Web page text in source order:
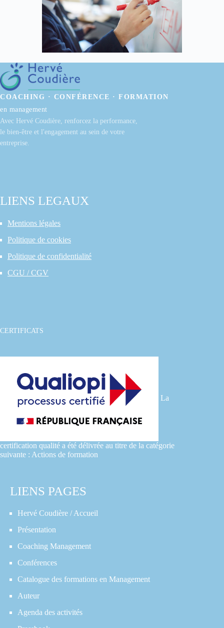
COACHING · CONFÉRENCE · FORMATION
en management
Avec Hervé Coudière, renforcez la performance,
le bien-être et l'engagement au sein de votre
entreprise.
LIENS LEGAUX
Mentions légales
Politique de cookies
Politique de confidentialité
CGU / CGV
CERTIFICATS
La
certification qualité a été délivrée au titre de la catégorie
suivante : Actions de formation
LIENS PAGES
Hervé Coudière / Accueil
Présentation
Coaching Management
Conférences
Catalogue des formations en Management
Auteur
Agenda des activités